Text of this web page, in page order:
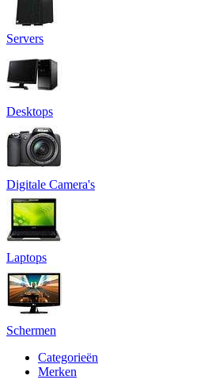
Servers
Desktops
Digitale Camera's
Laptops
Schermen
Categorieën
Merken